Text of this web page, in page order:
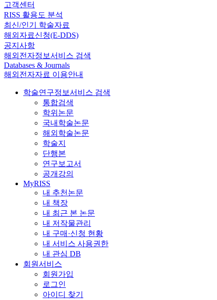
고객센터
RISS 활용도 분석
최신/인기 학술자료
해외자료신청(E-DDS)
공지사항
해외전자정보서비스 검색
Databases & Journals
해외전자자료 이용안내
학술연구정보서비스 검색
통합검색
학위논문
국내학술논문
해외학술논문
학술지
단행본
연구보고서
공개강의
MyRISS
내 추천논문
내 책장
내 최근 본 논문
내 저작물관리
내 구매·신청 현황
내 서비스 사용권한
내 관심 DB
회원서비스
회원가입
로그인
아이디 찾기